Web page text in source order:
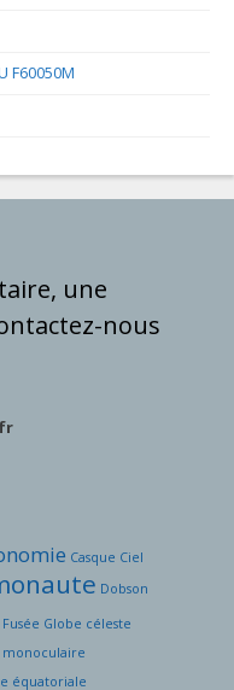
F60050M
Casque Ciel
Dobson
Fusée Globe céleste
monoculaire
équatoriale
une
nous